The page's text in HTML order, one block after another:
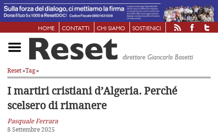
HOME CONTATTI CHI SIAMO SOSTIENICI
Reset»Tag»
I martiri cristiani d’Algeria.Perché
scelsero di rimanere
Pasquale Ferrara
8 Settembre 2025